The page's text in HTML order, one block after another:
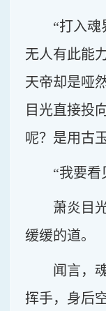
“打入
无人有此能
天帝却是哑
目光直接投
呢？是用古
“我要看
萧炎目
缓缓的道。
闻言，
挥手，身后